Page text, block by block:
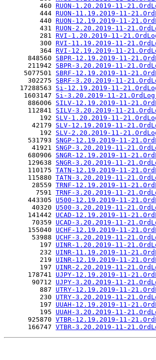
         460
RUON-1.20.2019-11-
         444
RUON-11.19.2019-11-
         440
RUON-12.19.2019-11-
         431
RUON-2.20.2019-11-
         281
RVI-1.20.2019-11-
         300
RVI-11.19.2019-11-
         364
RVI-12.19.2019-11-
      848560
SBPR-12.19.2019-11-
      211942
SBPR-3.20.2019-11-
     5077501
SBRF-12.19.2019-11-
      302275
SBRF-3.20.2019-11-
    17288563
Si-12.19.2019-11-
     1603147
Si-3.20.2019-11-
      886006
SILV-12.19.2019-11-
      112841
SILV-3.20.2019-11-
         192
SLV-1.20.2019-11-
       42179
SLV-12.19.2019-11-
         192
SLV-2.20.2019-11-
      531793
SNGP-12.19.2019-11-
       41921
SNGP-3.20.2019-11-
      680906
SNGR-12.19.2019-11-
      129638
SNGR-3.20.2019-11-
      110175
TATN-12.19.2019-11-
      115880
TATN-3.20.2019-11-
       28559
TRNF-12.19.2019-11-
        7591
TRNF-3.20.2019-11-
      443305
U500-12.19.2019-11-
       40320
U500-3.20.2019-11-
      141442
UCAD-12.19.2019-11-
       70359
UCAD-3.20.2019-11-
      155040
UCHF-12.19.2019-11-
       53988
UCHF-3.20.2019-11-
         197
UINR-1.20.2019-11-
         232
UINR-11.19.2019-11-
         219
UINR-12.19.2019-11-
         197
UINR-2.20.2019-11-
      178741
UJPY-12.19.2019-11-
       90712
UJPY-3.20.2019-11-
         887
UTRY-12.19.2019-11-
         230
UTRY-3.20.2019-11-
         197
UUAH-12.19.2019-11-
         195
UUAH-3.20.2019-11-
      925870
VTBR-12.19.2019-11-
      166747
VTBR-3.20.2019-11-